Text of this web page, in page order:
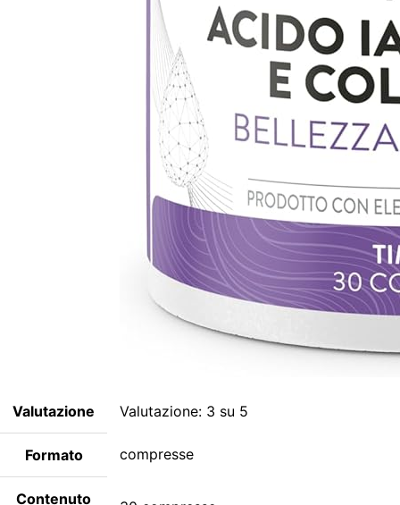
Valutazione Valutazione: 3 su 5
Formato compresse
Contenuto